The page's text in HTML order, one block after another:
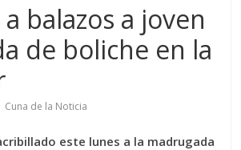
balazos a joven
de boliche en la
Cuna de la Noticia
este lunes a la madrugada